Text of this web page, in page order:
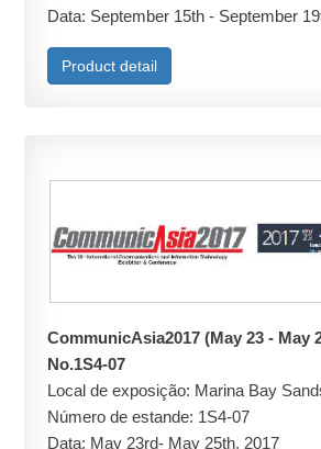
Data: September 15th - September
Product detail
CommunicAsia2017 (May 23 - May
No.1S4-07
Local de exposição: Marina Bay
Número de estande: 1S4-07
Data: May 23rd- May 25th, 2017